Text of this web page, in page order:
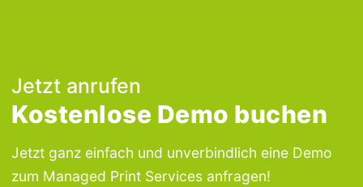
Jetzt anrufen
Kostenlose Demo buchen
Jetzt ganz einfach und unverbindlich eine Demo
zum Managed Print Services anfragen!